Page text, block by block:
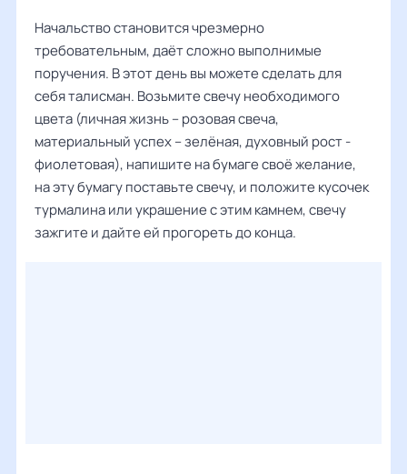
Начальство становится чрезмерно
требовательным, даёт сложно выполнимые
поручения. В этот день вы можете сделать для
себя талисман. Возьмите свечу необходимого
цвета (личная жизнь – розовая свеча,
материальный успех – зелёная, духовный рост -
фиолетовая), напишите на бумаге своё желание,
на эту бумагу поставьте свечу, и положите кусочек
турмалина или украшение с этим камнем, свечу
зажгите и дайте ей прогореть до конца.